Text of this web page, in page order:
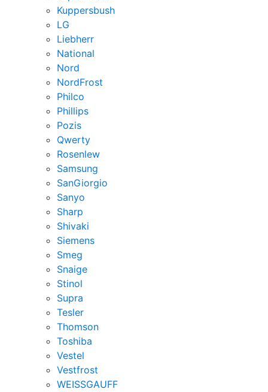
Kuppersbush
LG
Liebherr
National
Nord
NordFrost
Philco
Phillips
Pozis
Qwerty
Rosenlew
Samsung
SanGiorgio
Sanyo
Sharp
Shivaki
Siemens
Smeg
Snaige
Stinol
Supra
Tesler
Thomson
Toshiba
Vestel
Vestfrost
WEISSGAUFF